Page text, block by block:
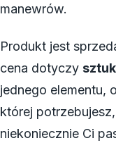
manewrów.
Produkt jest
cena dotyczy
jednego elementu,
której
niekoniecznie Ci